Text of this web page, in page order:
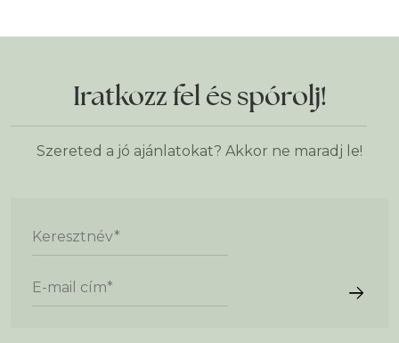
Iratkozz fel és spórolj!
Szereted a jó ajánlatokat? Akkor ne maradj le!
Keresztnév*
E-mail cím*